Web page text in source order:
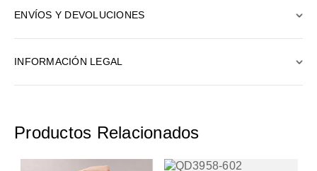
9
ENVÍOS Y DEVOLUCIONES
INFORMACIÓN LEGAL
Productos Relacionados